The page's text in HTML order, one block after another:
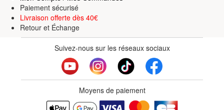
Paiement sécurisé
Livraison offerte dès 40€
Retour et Échange
Suivez-nous sur les réseaux sociaux
Moyens de paiement